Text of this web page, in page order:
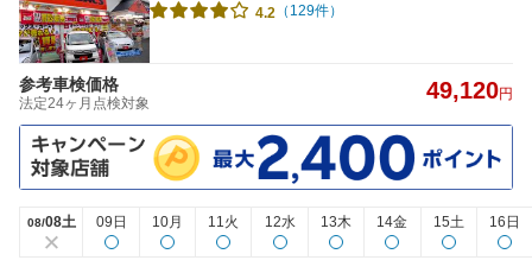
4.2 （129件）
参考車検価格
法定24ヶ月点検対象 49,120円
08/08土 09日 10月 11火 12水 13木 14金 15土 16日